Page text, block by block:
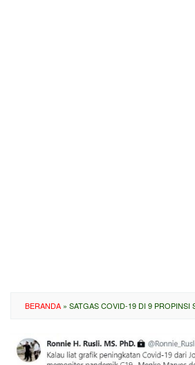
BERANDA » SATGAS COVID-19 DI 9 PROPINSI